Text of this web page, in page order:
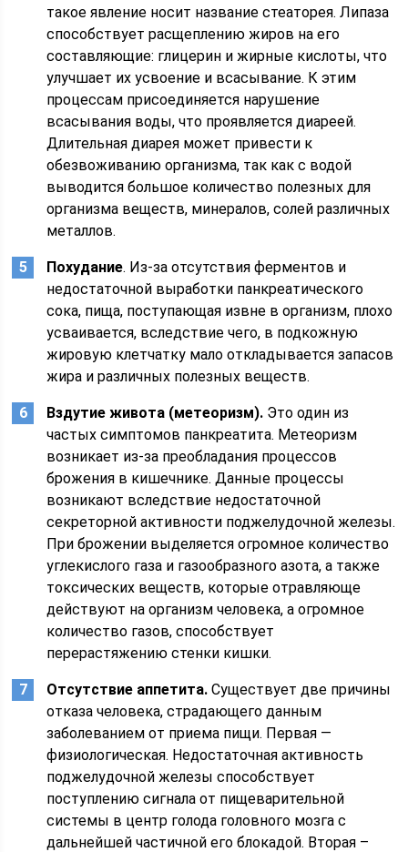
такое явление носит название стеаторея. Липаза
способствует расщеплению жиров на его
составляющие: глицерин и жирные кислоты, что
улучшает их усвоение и всасывание. К этим
процессам присоединяется нарушение
всасывания воды, что проявляется диареей.
Длительная диарея может привести к
обезвоживанию организма, так как с водой
выводится большое количество полезных для
организма веществ, минералов, солей различных
металлов.
Похудание. Из-за отсутствия ферментов и
недостаточной выработки панкреатического
сока, пища, поступающая извне в организм, плохо
усваивается, вследствие чего, в подкожную
жировую клетчатку мало откладывается запасов
жира и различных полезных веществ.
Вздутие живота (метеоризм). Это один из
частых симптомов панкреатита. Метеоризм
возникает из-за преобладания процессов
брожения в кишечнике. Данные процессы
возникают вследствие недостаточной
секреторной активности поджелудочной железы.
При брожении выделяется огромное количество
углекислого газа и газообразного азота, а также
токсических веществ, которые отравляюще
действуют на организм человека, а огромное
количество газов, способствует
перерастяжению стенки кишки.
Отсутствие аппетита. Существует две причины
отказа человека, страдающего данным
заболеванием от приема пищи. Первая —
физиологическая. Недостаточная активность
поджелудочной железы способствует
поступлению сигнала от пищеварительной
системы в центр голода головного мозга с
дальнейшей частичной его блокадой. Вторая –